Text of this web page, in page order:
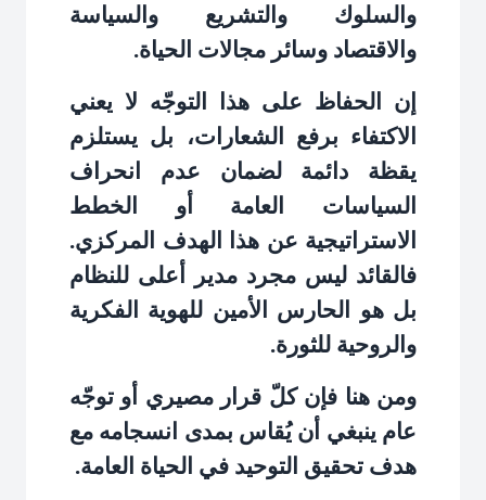
والسلوك والتشريع والسياسة
والاقتصاد وسائر مجالات الحياة.
إن الحفاظ على هذا التوجّه لا يعني
الاكتفاء برفع الشعارات، بل يستلزم
يقظة دائمة لضمان عدم انحراف
السياسات العامة أو الخطط
الاستراتيجية عن هذا الهدف المركزي.
فالقائد ليس مجرد مدير أعلى للنظام
بل هو الحارس الأمين للهوية الفكرية
والروحية للثورة.
ومن هنا فإن كلّ قرار مصيري أو توجّه
عام ينبغي أن يُقاس بمدى انسجامه مع
هدف تحقيق التوحيد في الحياة العامة.